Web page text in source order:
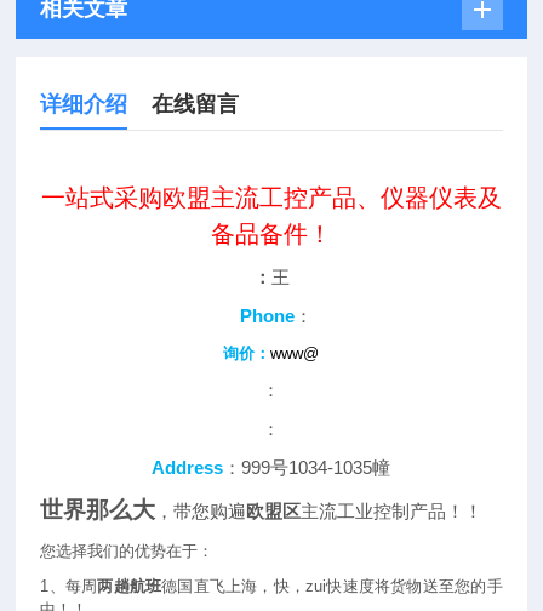
相关文章
详细介绍 在线留言
一站式采购欧盟主流工控产品、仪器仪表及
备品备件！
： 王
Phone：
询价：www@
：
：
Address ：999号1034-1035幢
世界那么大 ，带您购遍欧盟区主流工业控制产品！！
您选择我们的优势在于：
1、每周两趟航班德国直飞上海，快，zui快速度将货物送至您的手